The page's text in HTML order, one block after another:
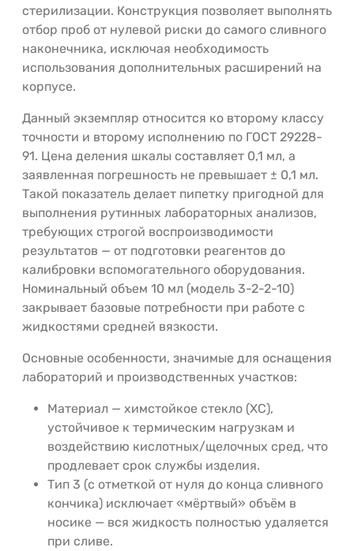
стерилизации. Конструкция позволяет выполнять
отбор проб от нулевой риски до самого сливного
наконечника, исключая необходимость
использования дополнительных расширений на
корпусе.
Данный экземпляр относится ко второму классу
точности и второму исполнению по ГОСТ 29228-
91. Цена деления шкалы составляет 0,1 мл, а
заявленная погрешность не превышает ± 0,1 мл.
Такой показатель делает пипетку пригодной для
выполнения рутинных лабораторных анализов,
требующих строгой воспроизводимости
результатов — от подготовки реагентов до
калибровки вспомогательного оборудования.
Номинальный объем 10 мл (модель 3-2-2-10)
закрывает базовые потребности при работе с
жидкостями средней вязкости.
Основные особенности, значимые для оснащения
лабораторий и производственных участков:
Материал — химстойкое стекло (ХС),
устойчивое к термическим нагрузкам и
воздействию кислотных/щелочных сред, что
продлевает срок службы изделия.
Тип 3 (с отметкой от нуля до конца сливного
кончика) исключает «мёртвый» объём в
носике — вся жидкость полностью удаляется
при сливе.